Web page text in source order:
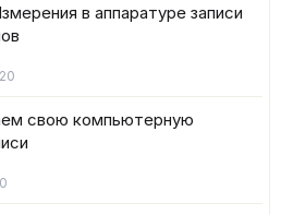
в аппаратуре записи
свою компьютерную